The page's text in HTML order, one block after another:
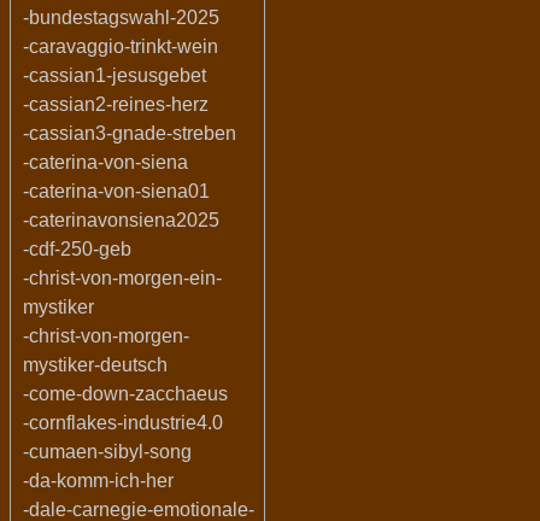
-bundestagswahl-2025
-caravaggio-trinkt-wein
-cassian1-jesusgebet
-cassian2-reines-herz
-cassian3-gnade-streben
-caterina-von-siena
-caterina-von-siena01
-caterinavonsiena2025
-cdf-250-geb
-christ-von-morgen-ein-
mystiker
-christ-von-morgen-
mystiker-deutsch
-come-down-zacchaeus
-cornflakes-industrie4.0
-cumaen-sibyl-song
-da-komm-ich-her
-dale-carnegie-emotionale-